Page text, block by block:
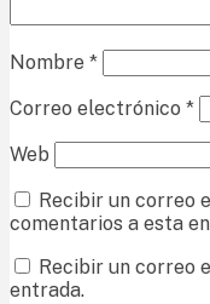
Nombre *
Correo electrónico *
Web
Recibir un correo
comentarios a esta
Recibir un correo
entrada.